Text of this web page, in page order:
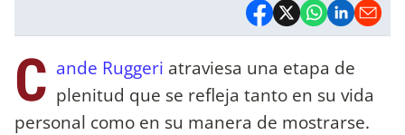
C ande Ruggeri atraviesa una etapa de
plenitud que se refleja tanto en su vida
personal como en su manera de mostrarse.